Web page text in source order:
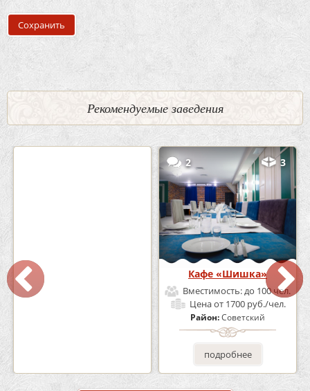
Рекомендуемые заведения
Кафе-Бар Бермуды
Вместимость:
2 3
Кафе «Шишка»
Вместимость: до 100 чел.
Ценаот 1700 руб./чел.
Район:Советский
подробнее